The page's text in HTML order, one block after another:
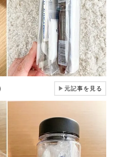
▶元記事を見る